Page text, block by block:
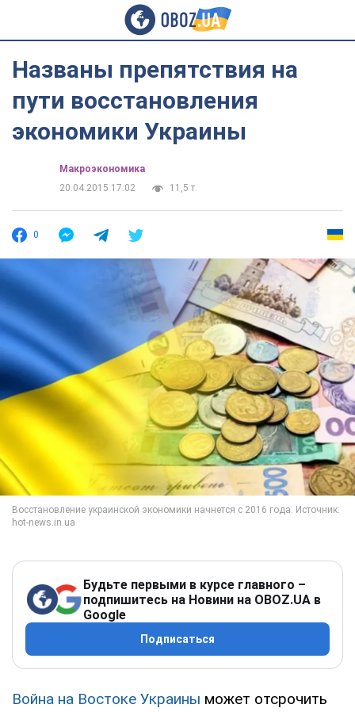
Названы препятствия на
пути восстановления
экономики Украины
Mакроэкономика
20.04.2015 17:02
11,5 т.
0
Будьте первыми в курсе главного –
подпишитесь на Новини на OBOZ.UA в
Google
Подписаться
Война на Востоке Украины может отсрочить